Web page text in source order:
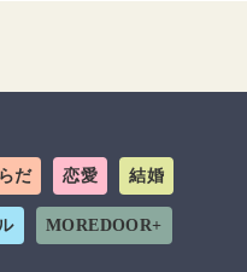
だ 恋愛 結婚
MOREDOOR+